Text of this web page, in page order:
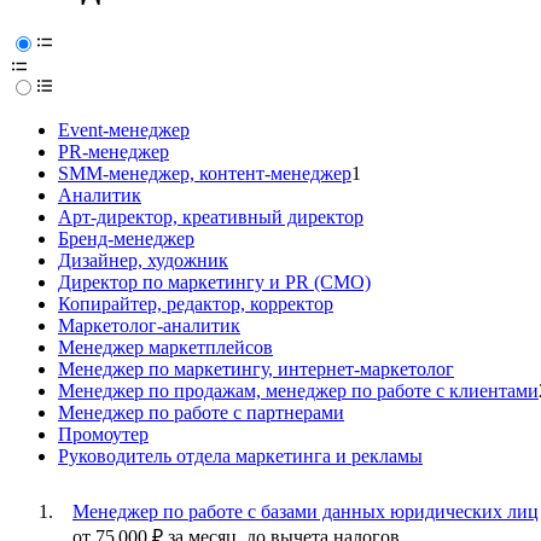
Event-менеджер
PR-менеджер
SMM-менеджер, контент-менеджер1
Аналитик
Арт-директор, креативный директор
Бренд-менеджер
Дизайнер, художник
Директор по маркетингу и PR (CMO)
Копирайтер, редактор, корректор
Маркетолог-аналитик
Менеджер маркетплейсов
Менеджер по маркетингу, интернет-маркетолог
Менеджер по продажам, менеджер по работе с клиентами
Менеджер по работе с партнерами
Промоутер
Руководитель отдела маркетинга и рекламы
Менеджер по работе с базами данных юридических лиц